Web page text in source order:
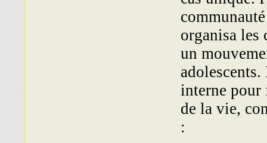
organisa les
un
interne pour
de la vie,
: